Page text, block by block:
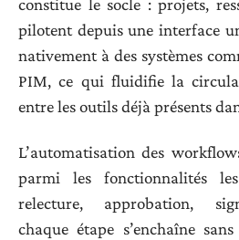
constitue le socle : projets,
pilotent depuis une interface
nativement à des systèmes
PIM, ce qui fluidifie la
entre les outils déjà présents
L’automatisation des
parmi les fonctionnalités
relecture, approbation,
chaque étape s’enchaîne